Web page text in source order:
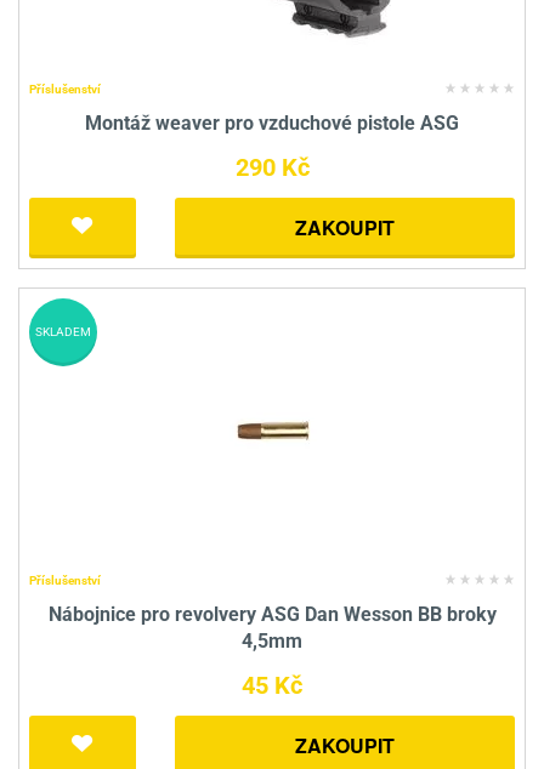
Příslušenství
Montáž weaver pro vzduchové pistole ASG
290 Kč
ZAKOUPIT
Příslušenství
Nábojnice pro revolvery ASG Dan Wesson BB broky
4,5mm
45 Kč
ZAKOUPIT
SKLADEM